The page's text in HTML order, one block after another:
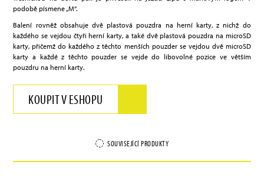
podobě písmene „M“.
Balení rovněž obsahuje dvě plastová pouzdra na herní karty, z nichž do
každého se vejdou čtyři herní karty, a také dvě plastová pouzdra na microSD
karty, přičemž do každého z těchto menších pouzder se vejdou dvě microSD
karty a každé z těchto pouzder se vejde do libovolné pozice ve větším
pouzdru na herní karty.
KOUPIT V ESHOPU
SOUVISEJÍCÍ PRODUKTY